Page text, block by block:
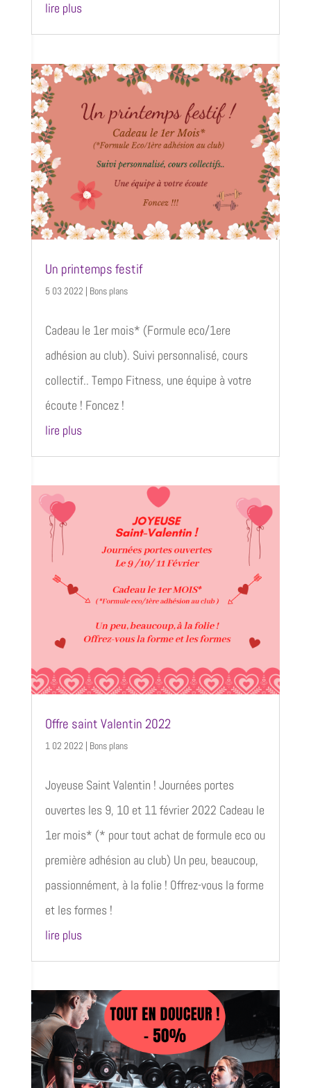
lire plus
Un printemps festif
5 03 2022 | Bons plans
Cadeau le 1er mois* (Formule eco/1ere
adhésion au club). Suivi personnalisé, cours
collectif.. Tempo Fitness, une équipe à votre
écoute ! Foncez !
lire plus
Offre saint Valentin 2022
1 02 2022 | Bons plans
Joyeuse Saint Valentin ! Journées portes
ouvertes les 9, 10 et 11 février 2022 Cadeau le
1er mois* (* pour tout achat de formule eco ou
première adhésion au club) Un peu, beaucoup,
passionnément, à la folie ! Offrez-vous la forme
et les formes !
lire plus